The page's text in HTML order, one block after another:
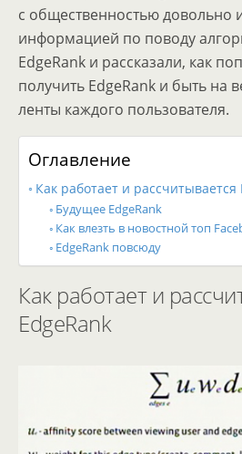
с общественностью довольно
информацией по поводу
EdgeRank и рассказали, как
получить EdgeRank и быть на
ленты каждого пользователя.
Оглавление
Как работает и рассчитывается
Будущее EdgeRank
Как влезть в новостной топ
EdgeRank повсюду
Как работает и
EdgeRank